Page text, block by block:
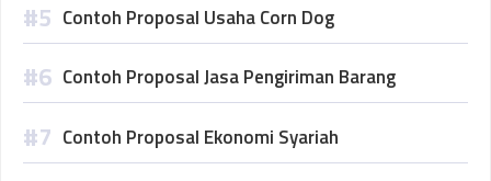
Contoh Proposal Usaha Corn Dog
Contoh Proposal Jasa Pengiriman Barang
Contoh Proposal Ekonomi Syariah